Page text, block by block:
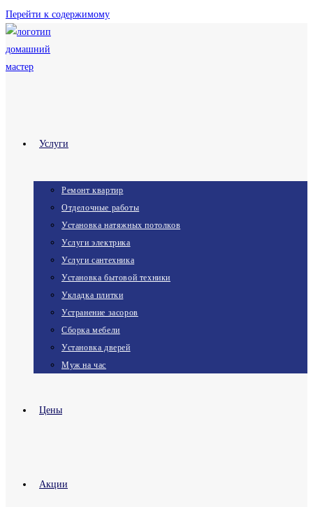
Перейти к содержимому
Услуги
Ремонт квартир
Отделочные работы
Установка натяжных потолков
Услуги электрика
Услуги сантехника
Установка бытовой техники
Укладка плитки
Устранение засоров
Сборка мебели
Установка дверей
Муж на час
Цены
Акции